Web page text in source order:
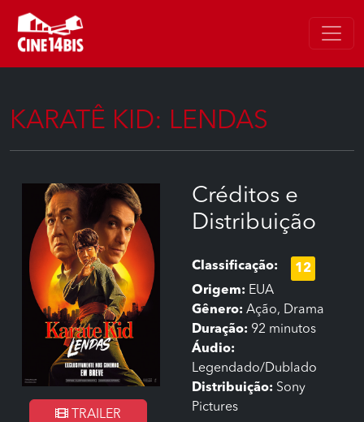
KARATÊ KID: LENDAS
TRAILER
Créditos e
Distribuição
Classificação:
12
Origem: EUA
Gênero: Ação, Drama
Duração: 92 minutos
Áudio:
Legendado/Dublado
Distribuição: Sony
Pictures